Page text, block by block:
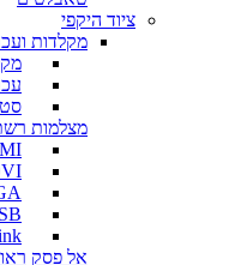
ציוד היקפי
מקלדות
מצלמות
אל פסק